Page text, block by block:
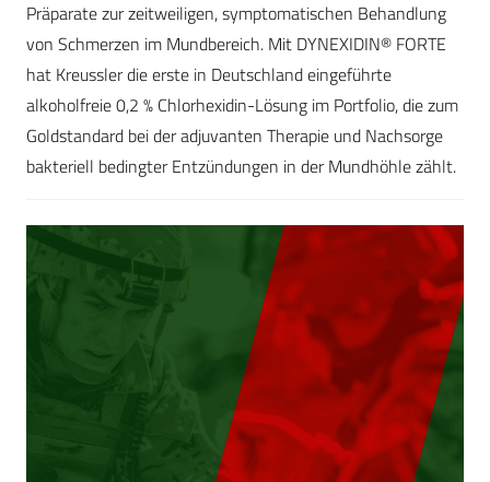
Präparate zur zeitweiligen, symptomatischen Behandlung
von Schmerzen im Mundbereich. Mit DYNEXIDIN® FORTE
hat Kreussler die erste in Deutschland eingeführte
alkoholfreie 0,2 % Chlorhexidin-Lösung im Portfolio, die zum
Goldstandard bei der adjuvanten Therapie und Nachsorge
bakteriell bedingter Entzündungen in der Mundhöhle zählt.